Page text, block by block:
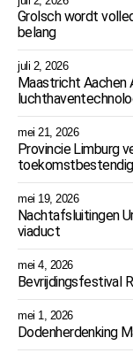
Grolsch wordt
belang
juli 2, 2026
Maastricht Aachen
mei 21, 2026
Provincie Limburg
mei 19, 2026
Nachtafsluitingen
viaduct
mei 4, 2026
Bevrijdingsfestival
mei 1, 2026
Dodenherdenking